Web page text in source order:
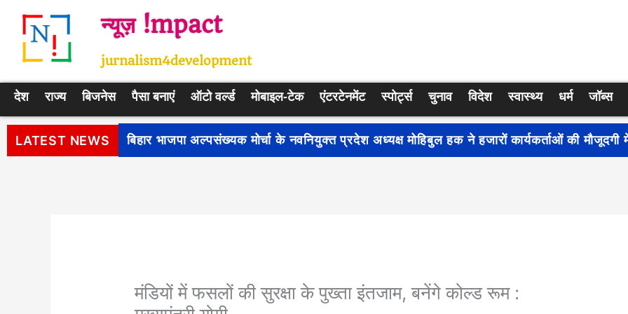
न्यूज़ !mpact
jurnalism4development
देश राज्य बिजनेस पैसा बनाएं ऑटो वर्ल्ड मोबाइल-टेक एंटरटेनमेंट स्पोर्ट्स चुनाव विदेश स्वास्थ्य धर्म जॉब्स
LATEST NEWS पीएम सूर्य घर: मुफ्त बिजली योजना के प्रति जागरूकता बढ़ाने के लिए देशभर में शुरू हुआ नुक्कड़ नाटक
मंडियों में फसलों की सुरक्षा के पुख्ता इंतजाम, बनेंगे कोल्ड रूम :